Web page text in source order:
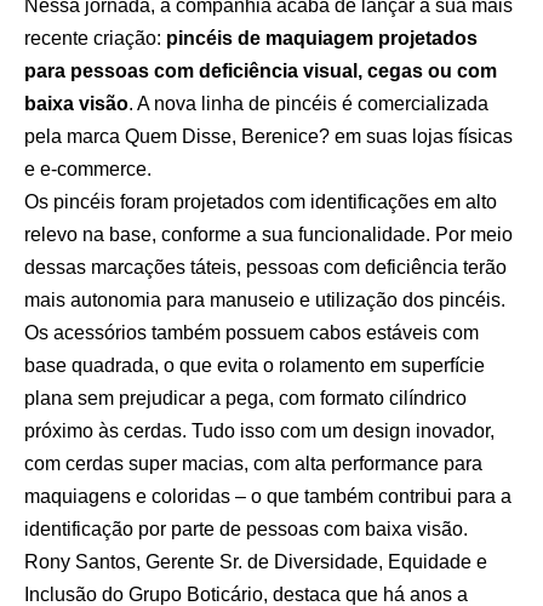
Nessa jornada, a companhia acaba de lançar a sua mais
recente criação: pincéis de maquiagem projetados
para pessoas com deficiência visual, cegas ou com
baixa visão. A nova linha de pincéis é comercializada
pela marca Quem Disse, Berenice? em suas lojas físicas
e e-commerce.
Os pincéis foram projetados com identificações em alto
relevo na base, conforme a sua funcionalidade. Por meio
dessas marcações táteis, pessoas com deficiência terão
mais autonomia para manuseio e utilização dos pincéis.
Os acessórios também possuem cabos estáveis com
base quadrada, o que evita o rolamento em superfície
plana sem prejudicar a pega, com formato cilíndrico
próximo às cerdas. Tudo isso com um design inovador,
com cerdas super macias, com alta performance para
maquiagens e coloridas – o que também contribui para a
identificação por parte de pessoas com baixa visão.
Rony Santos, Gerente Sr. de Diversidade, Equidade e
Inclusão do Grupo Boticário, destaca que há anos a